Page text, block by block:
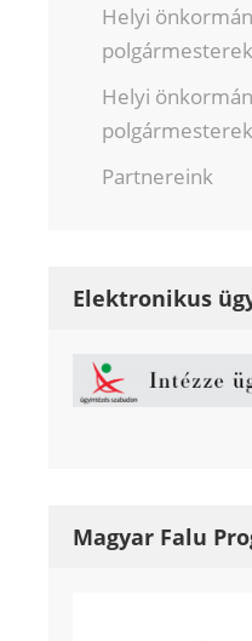
Helyi
Helyi
Partnereink
Elektronikus
Magyar Falu